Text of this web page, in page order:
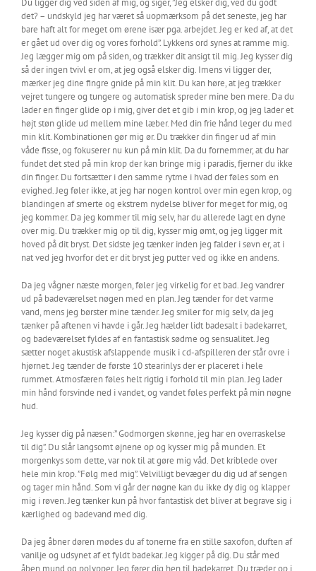
Du ligger dig ved siden af mig, og siger, ”Jeg elsker dig, ved du godt
det? – undskyld jeg har været så uopmærksom på det seneste, jeg har
bare haft alt for meget om ørene især pga. arbejdet. Jeg er ked af, at det
er gået ud over dig og vores forhold”. Lykkens ord synes at ramme mig.
Jeg lægger mig om på siden, og trækker dit ansigt til mig. Jeg kysser dig
så der ingen tvivl er om, at jeg også elsker dig. Imens vi ligger der,
mærker jeg dine fingre gnide på min klit. Du kan høre, at jeg trækker
vejret tungere og tungere og automatisk spreder mine ben mere. Da du
lader en finger glide op i mig, giver det et gib i min krop, og jeg lader et
højt støn glide ud mellem mine læber. Med din frie hånd leger du med
min klit. Kombinationen gør mig ør. Du trækker din finger ud af min
våde fisse, og fokuserer nu kun på min klit. Da du fornemmer, at du har
fundet det sted på min krop der kan bringe mig i paradis, fjerner du ikke
din finger. Du fortsætter i den samme rytme i hvad der føles som en
evighed. Jeg føler ikke, at jeg har nogen kontrol over min egen krop, og
blandingen af smerte og ekstrem nydelse bliver for meget for mig, og
jeg kommer. Da jeg kommer til mig selv, har du allerede lagt en dyne
over mig. Du trækker mig op til dig, kysser mig ømt, og jeg ligger mit
hoved på dit bryst. Det sidste jeg tænker inden jeg falder i søvn er, at i
nat ved jeg hvorfor det er dit bryst jeg putter ved og ikke en andens.
Da jeg vågner næste morgen, føler jeg virkelig for et bad. Jeg vandrer
ud på badeværelset nøgen med en plan. Jeg tænder for det varme
vand, mens jeg børster mine tænder. Jeg smiler for mig selv, da jeg
tænker på aftenen vi havde i går. Jeg hælder lidt badesalt i badekarret,
og badeværelset fyldes af en fantastisk sødme og sensualitet. Jeg
sætter noget akustisk afslappende musik i cd-afspilleren der står ovre i
hjørnet. Jeg tænder de første 10 stearinlys der er placeret i hele
rummet. Atmosfæren føles helt rigtig i forhold til min plan. Jeg lader
min hånd forsvinde ned i vandet, og vandet føles perfekt på min nøgne
hud.
Jeg kysser dig på næsen:” Godmorgen skønne, jeg har en overraskelse
til dig”. Du slår langsomt øjnene op og kysser mig på munden. Et
morgenkys som dette, var nok til at gøre mig våd. Det kriblede over
hele min krop. ”Følg med mig”. Velvilligt bevæger du dig ud af sengen
og tager min hånd. Som vi går der nøgne kan du ikke dy dig og klapper
mig i røven. Jeg tænker kun på hvor fantastisk det bliver at begrave sig i
kærlighed og badevand med dig.
Da jeg åbner døren mødes du af tonerne fra en stille saxofon, duften af
vanilje og udsynet af et fyldt badekar. Jeg kigger på dig. Du står med
åben mund og polypper. Jeg fører dig hen til badekarret. Du træder op i